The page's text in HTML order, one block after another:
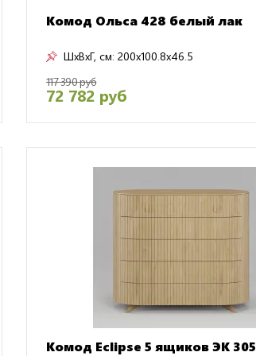
Комод Ольса 428 белый лак
ШxВxГ, см: 200x100.8x46.5
117 390 руб
72 782 руб
Комод Eclipse 5 ящиков ЭК 305